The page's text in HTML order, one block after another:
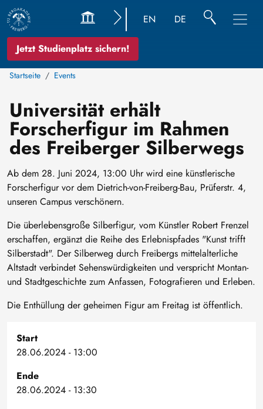
Jetzt Studienplatz sichern!
EN DE
Startseite Events
Universität erhält
Forscherfigur im Rahmen
des Freiberger Silberwegs
Ab dem 28. Juni 2024, 13:00 Uhr wird eine künstlerische
Forscherfigur vor dem Dietrich-von-Freiberg-Bau, Prüferstr. 4,
unseren Campus verschönern.
Die überlebensgroße Silberfigur, vom Künstler Robert Frenzel
erschaffen, ergänzt die Reihe des Erlebnispfades "Kunst trifft
Silberstadt". Der Silberweg durch Freibergs mittelalterliche
Altstadt verbindet Sehenswürdigkeiten und verspricht Montan-
und Stadtgeschichte zum Anfassen, Fotografieren und Erleben.
Die Enthüllung der geheimen Figur am Freitag ist öffentlich.
Start
28.06.2024 - 13:00
Ende
28.06.2024 - 13:30